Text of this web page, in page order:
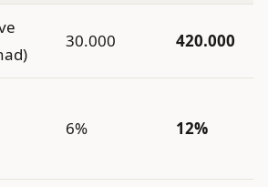
30.000 420.000
6% 12%